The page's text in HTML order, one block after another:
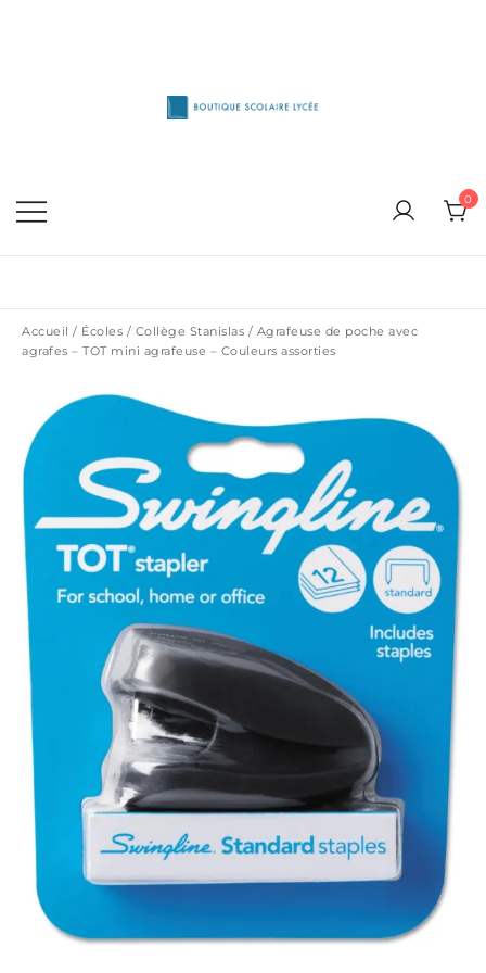
0
Accueil / Écoles / Collège Stanislas / Agrafeuse de poche avec
agrafes – TOT mini agrafeuse – Couleurs assorties